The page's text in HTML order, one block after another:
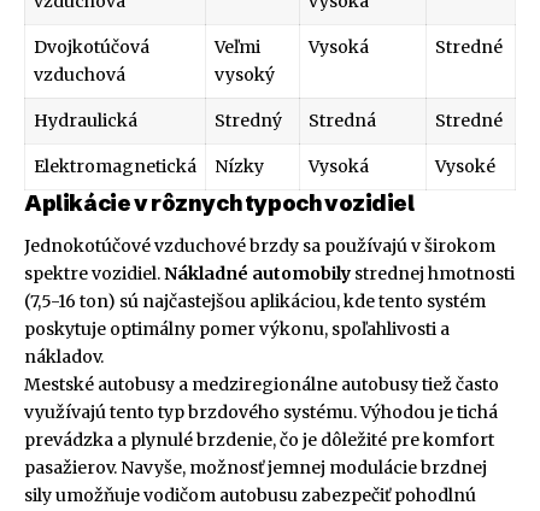
Dvojkotúčová
vzduchová
Veľmi
vysoký
Vysoká Stredné
Hydraulická Stredný Stredná Stredné
Elektromagnetická Nízky Vysoká Vysoké
Aplikácie v rôznych typoch vozidiel
Jednokotúčové vzduchové brzdy sa používajú v širokom
spektre vozidiel.Nákladné automobily strednej hmotnosti
(7,5-16 ton) sú najčastejšou aplikáciou, kde tento systém
poskytuje optimálny pomer výkonu, spoľahlivosti a
nákladov.
Mestské autobusy a medziregionálne autobusy tiež často
využívajú tento typ brzdového systému. Výhodou je tichá
prevádzka a plynulé brzdenie, čo je dôležité pre komfort
pasažierov. Navyše, možnosť jemnej modulácie brzdnej
sily umožňuje vodičom autobusu zabezpečiť pohodlnú